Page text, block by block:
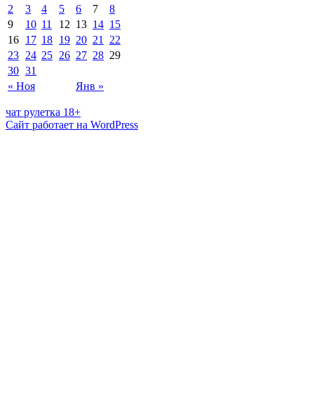
« Ноя Янв »
2
3 4 5 6 7
8
9
10 11 12 13 14 15
16 17 18 19 20 21
22
23 24 25 26 27 28 29
30 31
чат рулетка 18+
Сайт работает на WordPress